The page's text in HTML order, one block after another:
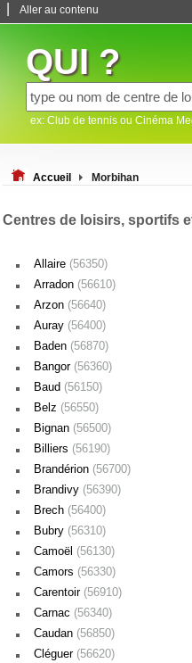
Aller au contenu
QUI ?
ex: Club de tennis ou Cinéma
Accueil Morbihan
Centres de loisirs, sportifs
Allaire (56350)
Arradon (56610)
Arzon (56640)
Auray (56400)
Baden (56870)
Bangor (56360)
Baud (56150)
Belz (56550)
Bignan (56500)
Billiers (56190)
Brandérion (56700)
Brandivy (56390)
Brech (56400)
Bubry (56310)
Camoël (56130)
Camors (56330)
Carentoir (56910)
Carnac (56340)
Caudan (56850)
Cléguer (56620)